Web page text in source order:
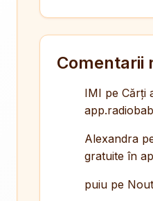
Comentarii
IMI pe Cărți
Alexandra
gratuite în
puiupe